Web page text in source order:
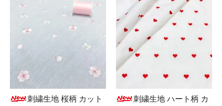
刺繍生地 桜柄 カット
刺繍生地 ハート柄 カ